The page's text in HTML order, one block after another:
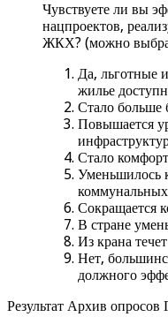
Чувствуете ли вы
нацпроектов,
ЖКХ? (можно
Да, льготные
жилье
Стало больше
Повышается
Стало
Уменьшилось
Сокращается
В стране
Из крана
Нет,
должного
Результат Архив опросов